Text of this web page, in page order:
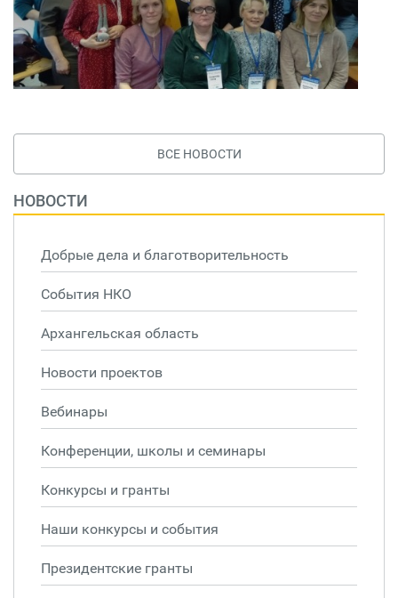
ВСЕ НОВОСТИ
НОВОСТИ
Добрые дела и благотворительность
События НКО
Архангельская область
Новости проектов
Вебинары
Конференции, школы и семинары
Конкурсы и гранты
Наши конкурсы и события
Президентские гранты